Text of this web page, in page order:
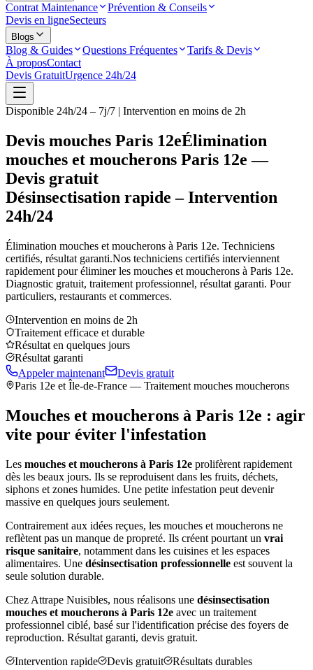
Contrat Maintenance
Prévention & Conseils
Devis en ligneSecteurs
Blogs
Blog & Guides Questions Fréquentes
Tarifs & Devis
À proposContact
Devis GratuitUrgence 24h/24
Disponible 24h/24 – 7j/7 | Intervention en moins de 2h
Devis mouches Paris 12eÉlimination
mouches et moucherons Paris 12e —
Devis gratuit
Désinsectisation rapide – Intervention
24h/24
Élimination mouches et moucherons à Paris 12e. Techniciens
certifiés, résultat garanti.Nos techniciens certifiés interviennent
rapidement pour éliminer les mouches et moucherons à Paris 12e.
Diagnostic gratuit, traitement professionnel, résultat garanti. Pour
particuliers, restaurants et commerces.
Intervention en moins de 2h
Traitement efficace et durable
Résultat en quelques jours
Résultat garanti
Appeler maintenant
Devis gratuit
Paris 12e et Île-de-France — Traitement mouches moucherons
Mouches et moucherons à Paris 12e : agir
vite pour éviter l'infestation
Les mouches et moucherons à Paris 12e prolifèrent rapidement
dès les beaux jours. Ils se reproduisent dans les fruits, déchets,
siphons et zones humides. Une petite infestation peut devenir
massive en quelques jours seulement.
Contrairement aux idées reçues, les mouches et moucherons ne
reflètent pas un manque de propreté. Ils créent pourtant un vrai
risque sanitaire, notamment dans les cuisines et les espaces
alimentaires. Une désinsectisation professionnelle est souvent la
seule solution durable.
Chez Attrape Nuisibles, nous réalisons une désinsectisation
mouches et moucherons à Paris 12e avec un traitement
professionnel ciblé, basé sur l'identification précise des foyers de
reproduction. Résultat garanti, devis gratuit.
Intervention rapide
Devis gratuit
Résultats durables